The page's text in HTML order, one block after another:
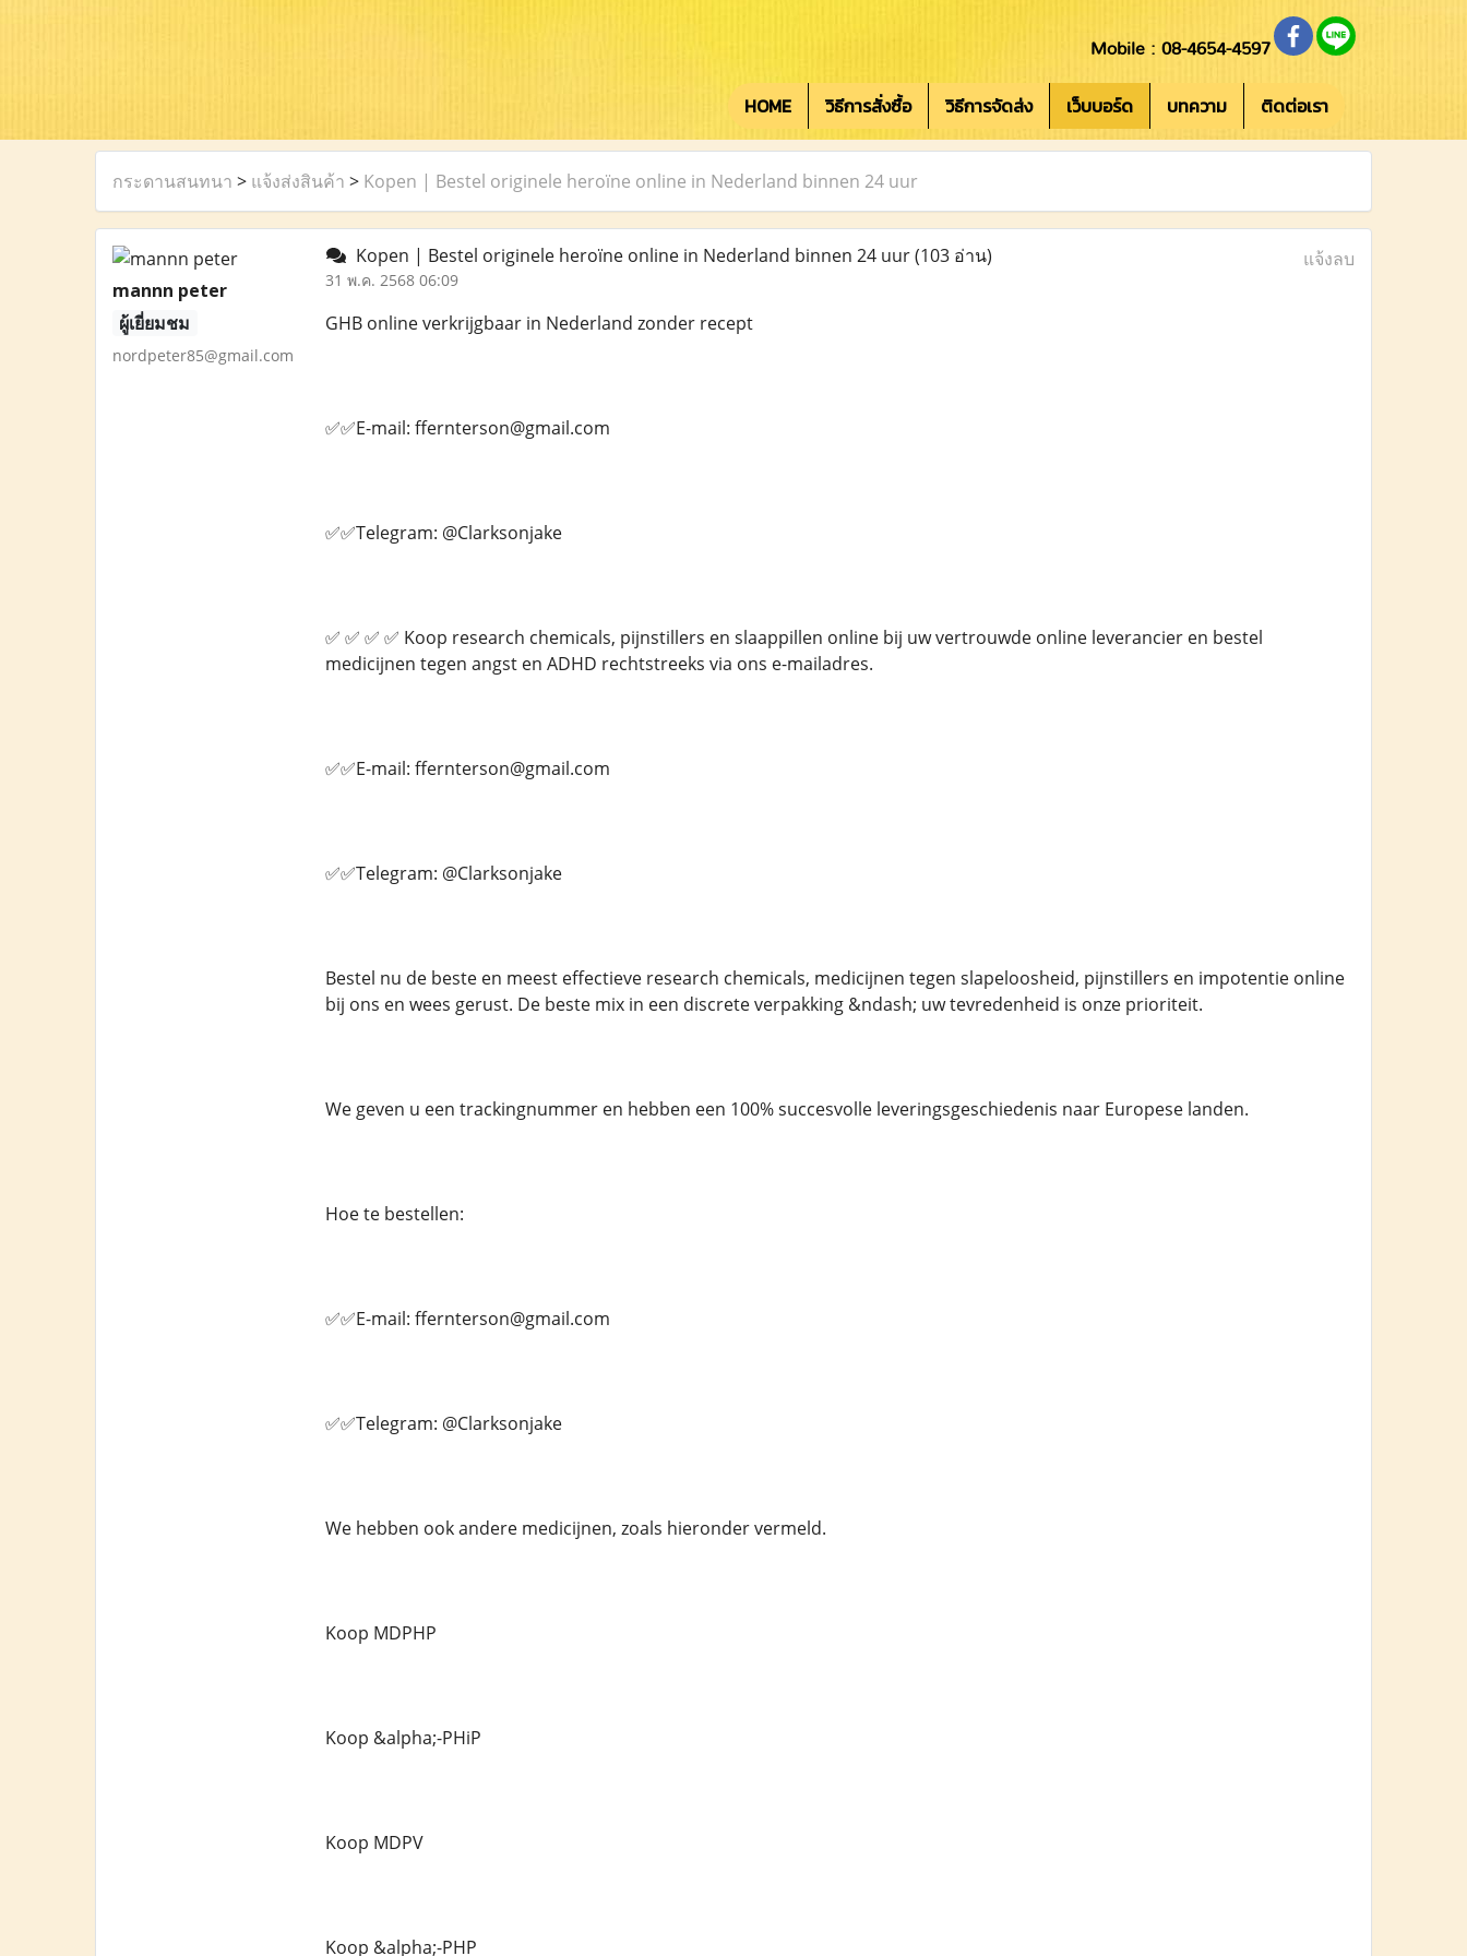
Mobile : 08-4654-4597
HOME วิธีการสั่งซื้อ วิธีการจัดส่ง เว็บบอร์ด บทความ ติดต่อเรา
กระดานสนทนา > แจ้งส่งสินค้า > Kopen | Bestel originele heroïne online in Nederland binnen 24 uur
mannn peter
ผู้เยี่ยมชม
nordpeter85@gmail.com
Kopen | Bestel originele heroïne online in Nederland binnen 24 uur(103 อ่าน)
31 พ.ค. 2568 06:09
แจ้งลบ
GHB online verkrijgbaar in Nederland zonder recept
✅✅E-mail: ffernterson@gmail.com
✅✅Telegram: @Clarksonjake
✅ ✅ ✅ ✅ Koop research chemicals, pijnstillers en slaappillen online bij uw vertrouwde online leverancier en bestel
medicijnen tegen angst en ADHD rechtstreeks via ons e-mailadres.
✅✅E-mail: ffernterson@gmail.com
✅✅Telegram: @Clarksonjake
Bestel nu de beste en meest effectieve research chemicals, medicijnen tegen slapeloosheid, pijnstillers en impotentie online
bij ons en wees gerust. De beste mix in een discrete verpakking &ndash; uw tevredenheid is onze prioriteit.
We geven u een trackingnummer en hebben een 100% succesvolle leveringsgeschiedenis naar Europese landen.
Hoe te bestellen:
✅✅E-mail: ffernterson@gmail.com
✅✅Telegram: @Clarksonjake
We hebben ook andere medicijnen, zoals hieronder vermeld.
Koop MDPHP
Koop &alpha;-PHiP
Koop MDPV
Koop &alpha;-PHP